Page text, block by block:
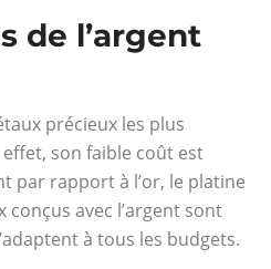
de l’argent
précieux les plus
son faible coût est
par rapport à l’or, le platine
avec l’argent sont
à tous les budgets.